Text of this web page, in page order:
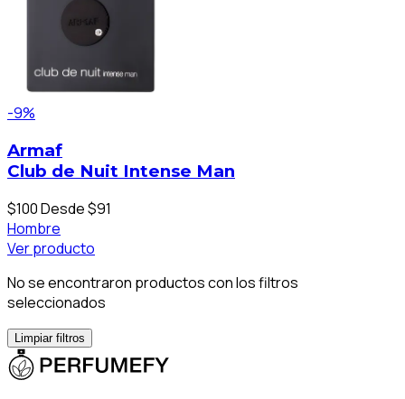
-9%
Armaf
Club de Nuit Intense Man
$100Desde $91
Hombre
Ver producto
No se encontraron productos con los filtros
seleccionados
Limpiar filtros